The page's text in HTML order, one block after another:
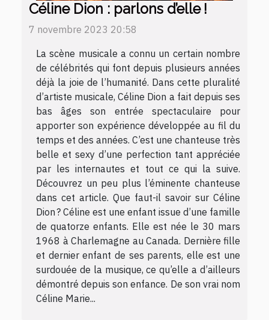
Céline Dion : parlons d’elle !
7 novembre 2023 20:58
La scène musicale a connu un certain nombre
de célébrités qui font depuis plusieurs années
déjà la joie de l’humanité. Dans cette pluralité
d’artiste musicale, Céline Dion a fait depuis ses
bas âges son entrée spectaculaire pour
apporter son expérience développée au fil du
temps et des années. C’est une chanteuse très
belle et sexy d’une perfection tant appréciée
par les internautes et tout ce qui la suive.
Découvrez un peu plus l’éminente chanteuse
dans cet article. Que faut-il savoir sur Céline
Dion ? Céline est une enfant issue d’une famille
de quatorze enfants. Elle est née le 30 mars
1968 à Charlemagne au Canada. Dernière fille
et dernier enfant de ses parents, elle est une
surdouée de la musique, ce qu’elle a d’ailleurs
démontré depuis son enfance. De son vrai nom
Céline Marie...